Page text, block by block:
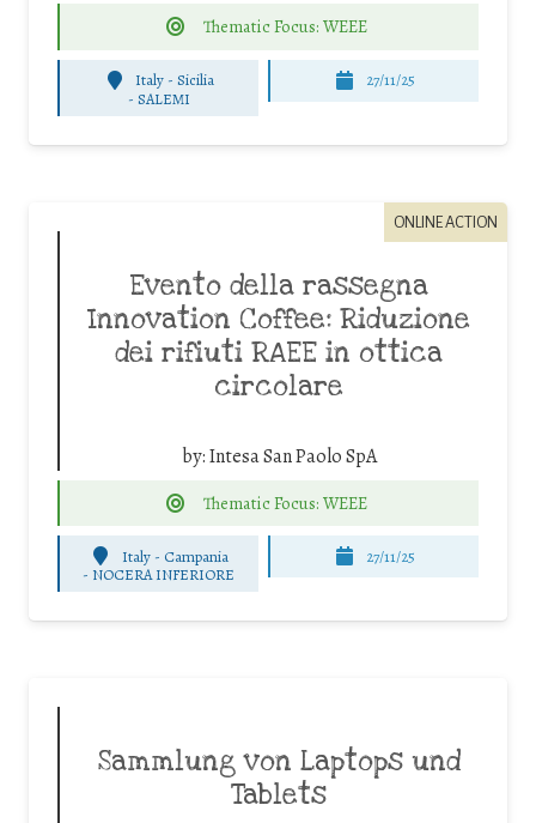
Thematic Focus: WEEE
Italy - Sicilia
- SALEMI
27/11/25
ONLINE ACTION
Evento della rassegna
Innovation Coffee: Riduzione
dei rifiuti RAEE in ottica
circolare
by:Intesa San Paolo SpA
Thematic Focus: WEEE
Italy - Campania
- NOCERA INFERIORE
27/11/25
Sammlung von Laptops und
Tablets